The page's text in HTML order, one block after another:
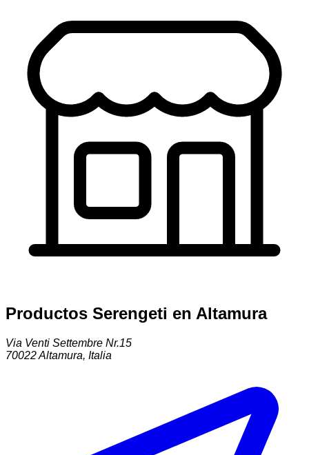
Productos Serengeti en Altamura
Via Venti Settembre Nr.15
70022Altamura, Italia